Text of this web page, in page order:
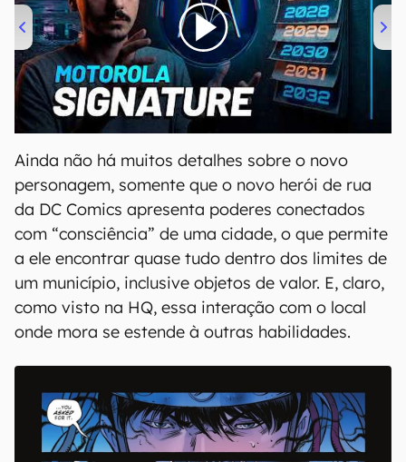
00:00/20:46
Ainda não há muitos detalhes sobre o novo
personagem, somente que o novo herói de rua
da DC Comics apresenta poderes conectados
com “consciência” de uma cidade, o que permite
a ele encontrar quase tudo dentro dos limites de
um município, inclusive objetos de valor. E, claro,
como visto na HQ, essa interação com o local
onde mora se estende à outras habilidades.